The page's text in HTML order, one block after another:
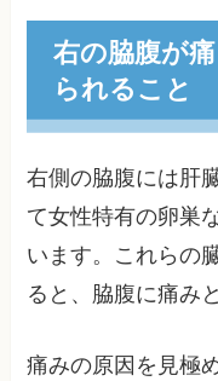
右の脇腹が
られること
右側の脇腹には肝
て女性特有の卵巣
います。これらの
ると、脇腹に痛み
痛みの原因を見極